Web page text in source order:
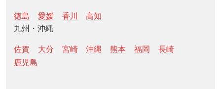
徳島 愛媛 香川
高知
九州・沖縄
佐賀 大分 宮崎 沖縄 熊本 福岡
長崎
鹿児島